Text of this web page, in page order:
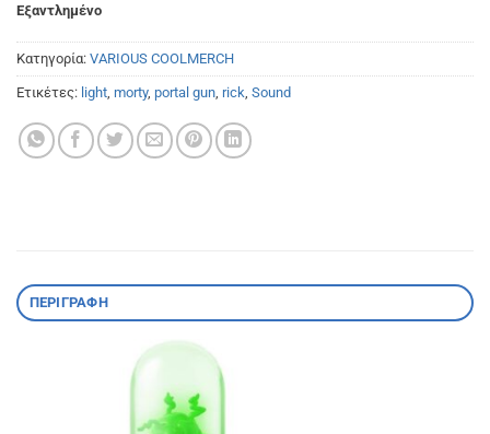
Εξαντλημένο
Κατηγορία: VARIOUS COOLMERCH
Ετικέτες: light morty, portal gun rick Sound
ΠΕΡΙΓΡΑΦΉ